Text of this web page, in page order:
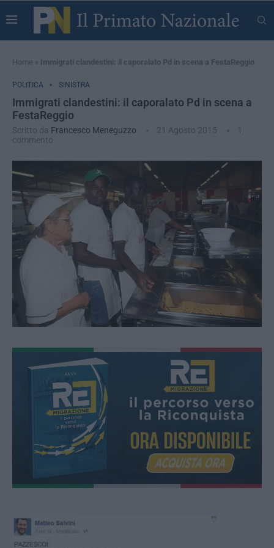
Home » Immigrati clandestini: il caporalato Pd in scena a FestaReggio
POLITICA SINISTRA
Immigrati clandestini: il caporalato Pd in scena a
FestaReggio
Scritto da Francesco Meneguzzo 21 Agosto 2015
1
commento